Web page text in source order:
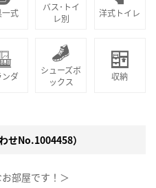
式
バス･トイ
レ別
洋式トイレ
ンダ
シューズボ
ックス
収納
せNo.1004458）
部屋です！＞